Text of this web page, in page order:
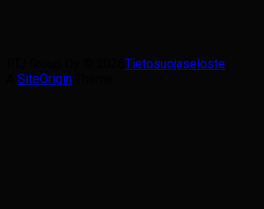
Tietosuojaseloste
SiteOrigin